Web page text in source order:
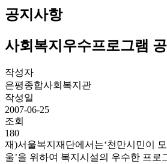
공지사항
사회복지우수프로그램
작성자
은평종합사회복지관
작성일
2007-06-25
조회
180
재)서울복지재단에서는‘천만시민이
울’을 위하여 복지시설의 우수한 프로